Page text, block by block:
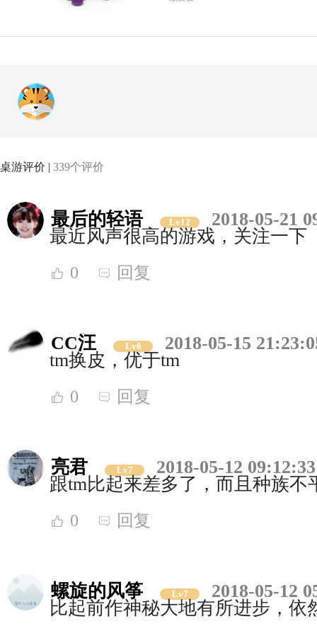
桌游评价 | 339个评价
最后的轻语 Lv12
2018-05-21
最近风声很高的游戏，关注一下
0 回复
CC汪 Lv6
2018-05-15
tm换皮，优于tm
0 回复
亮君 Lv7
2018-05-12 09:12:33
跟tm比起来差多了，而且种族不
0 回复
螺旋的风筝 Lv7
2018-05-12
比起前作神秘大地有所进步，